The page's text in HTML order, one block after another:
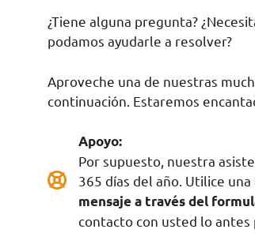
¿Tiene alguna pregunta?
podamos ayudarle a resolver?
Aproveche una de nuestras
continuación. Estaremos
Apoyo:
Por supuesto, nuestra
365 días del año. Utilice
mensaje a través del
contacto con usted lo antes